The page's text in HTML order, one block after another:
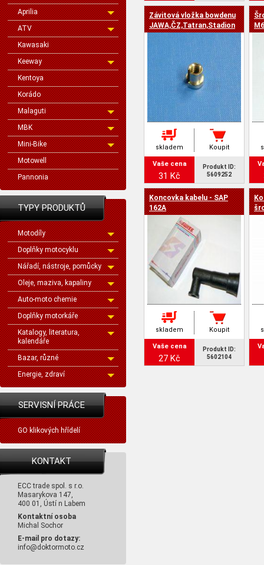
Aprilia
ATV
Kawasaki
Keeway
Kentoya
Korádo
Malaguti
MBK
Mini-Bike
Motowell
Pannonia
TYPY PRODUKTŮ
Motodíly
Doplňky motocyklu
Nářadí, nástroje, pomůcky
Oleje, maziva, kapaliny
Auto-moto chemie
Doplňky motorkáře
Katalogy, literatura,
kalendáře
Bazar, různé
Energie, zdraví
SERVISNÍ PRÁCE
GO klikových hřídelí
KONTAKT
ECC trade spol. s r.o.
Masarykova 147,
400 01, Ústí n Labem
Kontaktní osoba
Michal Sochor
E-mail pro dotazy:
info@doktormoto.cz
Závitová vložka bowdenu
JAWA,ČZ,Tatran,Stadion
skladem Koupit
Vaše cena
31 Kč
Produkt ID:
5609252
Koncovka kabelu - SAP
162A
skladem Koupit
Vaše cena
27 Kč
Produkt ID:
5602104